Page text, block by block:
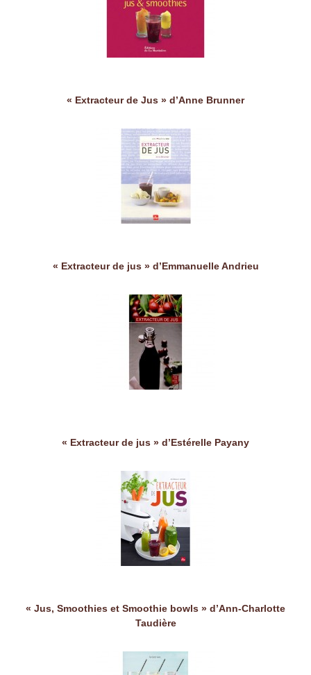
« Extracteur de Jus » d’Anne Brunner
« Extracteur de jus » d’Emmanuelle Andrieu
« Extracteur de jus » d’Estérelle Payany
« Jus, Smoothies et Smoothie bowls » d’Ann-Charlotte
Taudière